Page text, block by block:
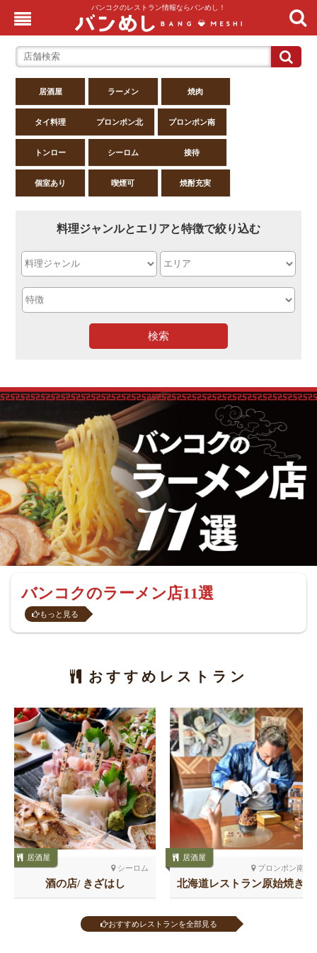
バンコクのレストラン情報ならバンめし！
居酒屋 ラーメン 焼肉
タイ料理 プロンポン北 プロンポン南
トンロー シーロム 接待
個室あり 喫煙可 焼酎充実
料理ジャンルとエリアと特徴で絞り込む
検索
バンコクのラーメン店11選
もっと見る
おすすめレストラン
シーロム
居酒屋
酒の店/ きざはし
プロンポン南
居酒屋
北海道レストラン原始焼き
スクンビット26
おすすめレストランを全部見る